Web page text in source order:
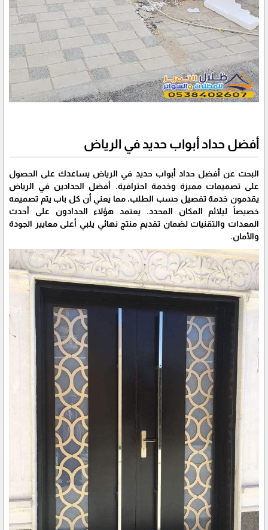
أفضل حداد أبواب حديد في الرياض
البحث عن أفضل حداد أبواب حديد في الرياض يساعدك على الحصول
على تصميمات مميزة وخدمة احترافية. أفضل الحدادين في الرياض
يقدمون خدمة تفصيل حسب الطلب، مما يعني أن كل باب يتم تصميمه
خصيصاً ليلائم المكان المحدد. يعتمد هؤلاء الحدادون على أحدث
المعدات والتقنيات لضمان تقديم منتج نهائي يلبي أعلى معايير الجودة
والأمان.